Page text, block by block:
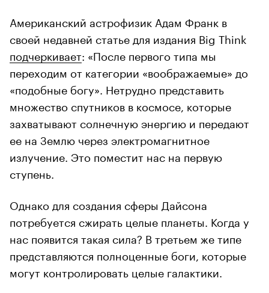
Американский астрофизик Адам Франк в
своей недавней статье для издания Big Think
подчеркивает: «После первого типа мы
переходим от категории «воображаемые» до
«подобные богу». Нетрудно представить
множество спутников в космосе, которые
захватывают солнечную энергию и передают
ее на Землю через электромагнитное
излучение. Это поместит нас на первую
ступень.
Однако для создания сферы Дайсона
потребуется сжирать целые планеты. Когда у
нас появится такая сила? В третьем же типе
представляются полноценные боги, которые
могут контролировать целые галактики.